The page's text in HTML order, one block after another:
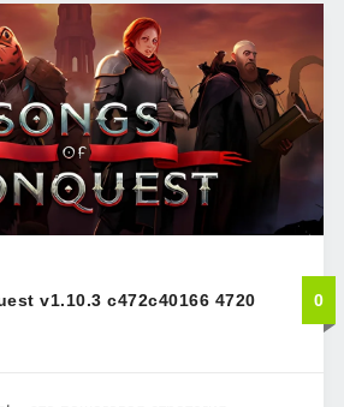
v1.10.3 c472c40166 4720
0